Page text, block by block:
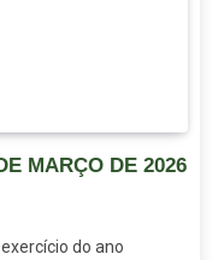
MARÇO DE 2026
do ano